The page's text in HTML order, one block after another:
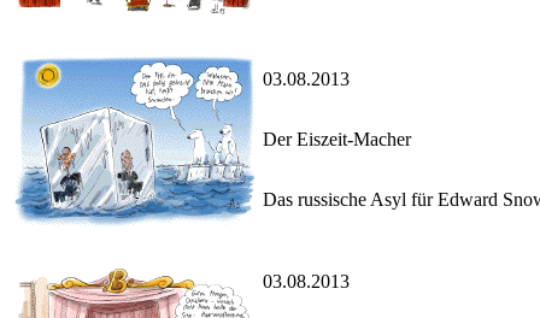
03.08.2013
Der Eiszeit-Macher
Das russische Asyl für Edward
03.08.2013